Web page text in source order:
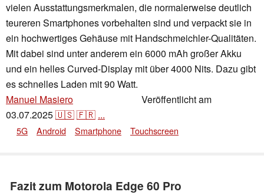
vielen Ausstattungsmerkmalen, die normalerweise deutlich
teureren Smartphones vorbehalten sind und verpackt sie in
ein hochwertiges Gehäuse mit Handschmeichler-Qualitäten.
Mit dabei sind unter anderem ein 6000 mAh großer Akku
und ein helles Curved-Display mit über 4000 Nits. Dazu gibt
es schnelles Laden mit 90 Watt.
Manuel Masiero
Veröffentlicht am
03.07.2025🇺🇸🇫🇷 ...
5G Android Smartphone Touchscreen
Fazit zum Motorola Edge 60 Pro